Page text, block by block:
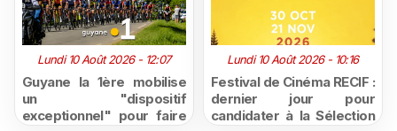
Lundi 10 Août 2026 - 12:07
Guyane la 1ère mobilise
un "dispositif
exceptionnel" pour faire
Lundi 10 Août 2026 - 10:16
Festival de Cinéma RECIF :
dernier jour pour
candidater à la Sélection